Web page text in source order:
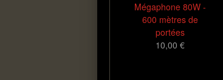
Mégaphone 80W -
600 mètres de
portées
10,00 €